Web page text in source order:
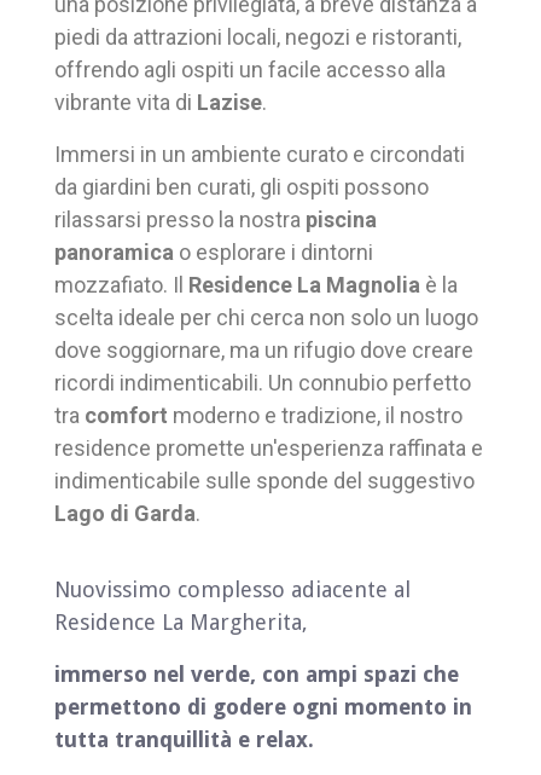
piedi da attrazioni locali, negozi e ristoranti,
offrendo agli ospiti un facile accesso alla
vibrante vita di Lazise.
Immersi in un ambiente curato e circondati
da giardini ben curati, gli ospiti possono
rilassarsi presso la nostra piscina
panoramica o esplorare i dintorni
mozzafiato. Il Residence La Magnolia è la
scelta ideale per chi cerca non solo un luogo
dove soggiornare, ma un rifugio dove creare
ricordi indimenticabili. Un connubio perfetto
tra comfort moderno e tradizione, il nostro
residence promette un'esperienza raffinata e
indimenticabile sulle sponde del suggestivo
Lago di Garda.
Nuovissimo complesso adiacente al
Residence La Margherita,
immerso nel verde, con ampi spazi che
permettono di godere ogni momento in
tutta tranquillità e relax.